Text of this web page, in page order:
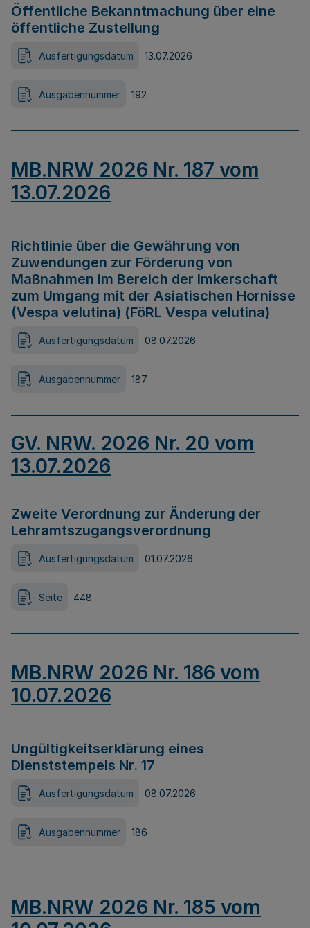
Öffentliche Bekanntmachung über eine
öffentliche Zustellung
Ausfertigungsdatum 13.07.2026
Ausgabennummer 192
MB.NRW 2026 Nr. 187 vom
13.07.2026
Richtlinie über die Gewährung von
Zuwendungen zur Förderung von
Maßnahmen im Bereich der Imkerschaft
zum Umgang mit der Asiatischen Hornisse
(Vespa velutina) (FöRL Vespa velutina)
Ausfertigungsdatum 08.07.2026
Ausgabennummer 187
GV. NRW. 2026 Nr. 20 vom
13.07.2026
Zweite Verordnung zur Änderung der
Lehramtszugangsverordnung
Ausfertigungsdatum 01.07.2026
Seite 448
MB.NRW 2026 Nr. 186 vom
10.07.2026
Ungültigkeitserklärung eines
Dienststempels Nr. 17
Ausfertigungsdatum 08.07.2026
Ausgabennummer 186
MB.NRW 2026 Nr. 185 vom